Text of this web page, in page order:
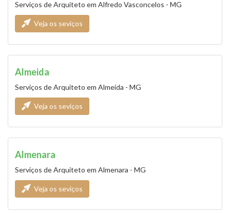
Serviços de Arquiteto em Alfredo Vasconcelos - MG
Veja os seviços
Almeida
Serviços de Arquiteto em Almeida - MG
Veja os seviços
Almenara
Serviços de Arquiteto em Almenara - MG
Veja os seviços